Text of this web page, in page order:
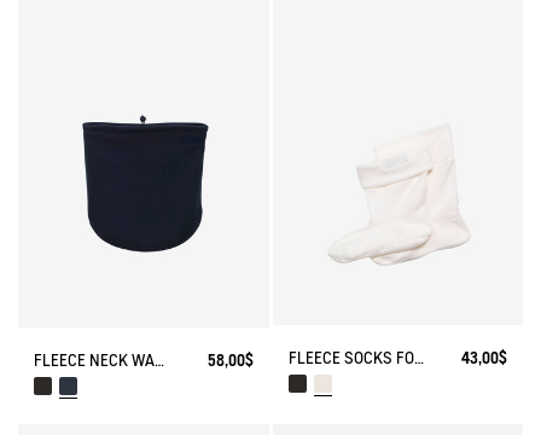
FLEECE NECK WARMER 58,00$ FLEECE SOCKS FOR MID-CALF BOOTS 43,00$